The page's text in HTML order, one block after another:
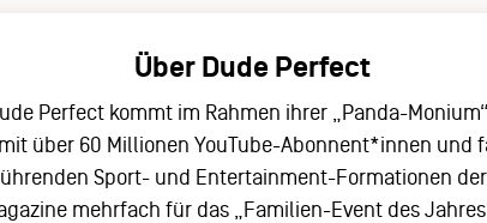
Über Dude Perfect
Perfect kommt im Rahmen ihrer „Panda-
über 60 Millionen YouTube-Abonnent*innen und
Sport- und Entertainment-Formationen
mehrfach für das „Familien-Event des